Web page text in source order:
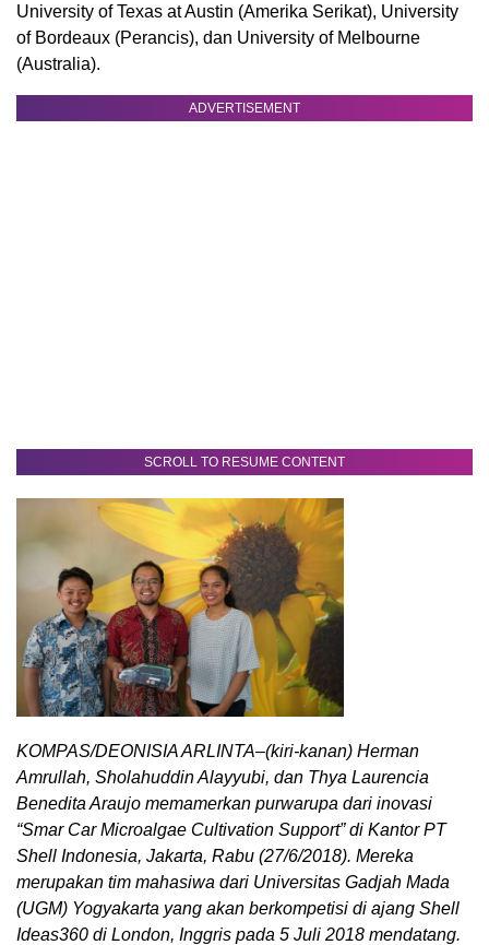
University of Texas at Austin (Amerika Serikat), University
of Bordeaux (Perancis), dan University of Melbourne
(Australia).
ADVERTISEMENT
SCROLL TO RESUME CONTENT
KOMPAS/DEONISIA ARLINTA–(kiri-kanan) Herman
Amrullah, Sholahuddin Alayyubi, dan Thya Laurencia
Benedita Araujo memamerkan purwarupa dari inovasi
“Smar Car Microalgae Cultivation Support” di Kantor PT
Shell Indonesia, Jakarta, Rabu (27/6/2018). Mereka
merupakan tim mahasiwa dari Universitas Gadjah Mada
(UGM) Yogyakarta yang akan berkompetisi di ajang Shell
Ideas360 di London, Inggris pada 5 Juli 2018 mendatang.